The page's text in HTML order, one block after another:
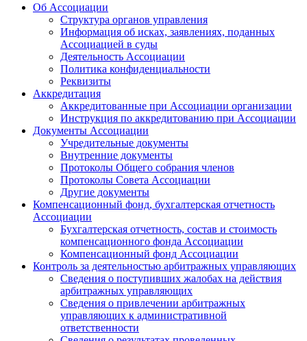
Об Ассоциации
Структура органов управления
Информация об исках, заявлениях, поданных
Ассоциацией в суды
Деятельность Ассоциации
Политика конфиденциальности
Реквизиты
Аккредитация
Аккредитованные при Ассоциации организации
Инструкция по аккредитованию при Ассоциации
Документы Ассоциации
Учредительные документы
Внутренние документы
Протоколы Общего собрания членов
Протоколы Совета Ассоциации
Другие документы
Компенсационный фонд, бухгалтерская отчетность
Ассоциации
Бухгалтерская отчетность, состав и стоимость
компенсационного фонда Ассоциации
Компенсационный фонд Ассоциации
Контроль за деятельностью арбитражных управляющих
Сведения о поступивших жалобах на действия
арбитражных управляющих
Сведения о привлечении арбитражных
управляющих к административной
ответственности